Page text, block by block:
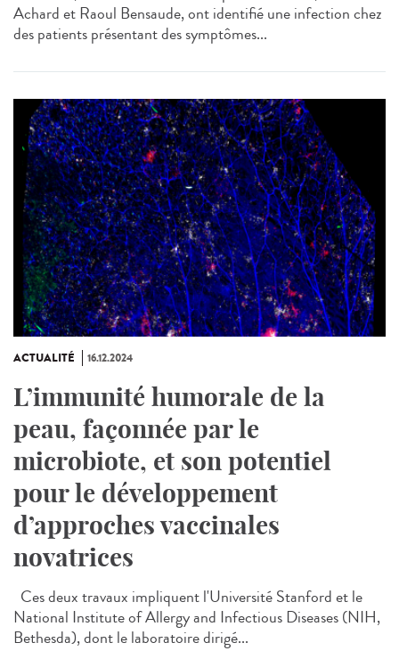
Achard et Raoul Bensaude, ont identifié une infection chez
des patients présentant des symptômes...
ACTUALITÉ 16.12.2024
L’immunité humorale de la
peau, façonnée par le
microbiote, et son potentiel
pour le développement
d’approches vaccinales
novatrices
Ces deux travaux impliquent l'Université Stanford et le
National Institute of Allergy and Infectious Diseases (NIH,
Bethesda), dont le laboratoire dirigé...